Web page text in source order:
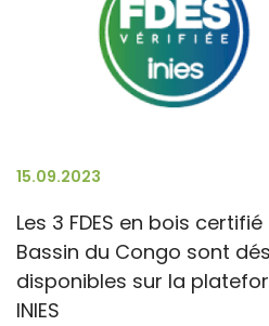
15.09.2023
Les 3 FDES en bois certifié
Bassin du Congo sont
disponibles sur la
INIES